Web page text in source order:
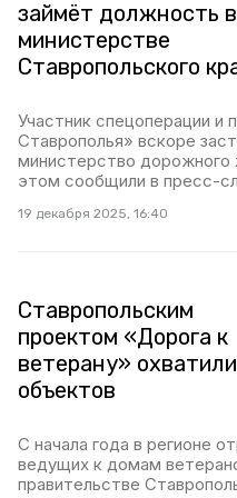
займёт должность в
министерстве
Ставропольского
Участник спецоперации и
Ставрополья» вскоре
министерство дорожного
этом сообщили в пресс-
19 декабря 2025, 16:40
Ставропольским
проектом «Дорога к
ветерану»
объектов
С начала года в регионе
ведущих к домам
правительстве